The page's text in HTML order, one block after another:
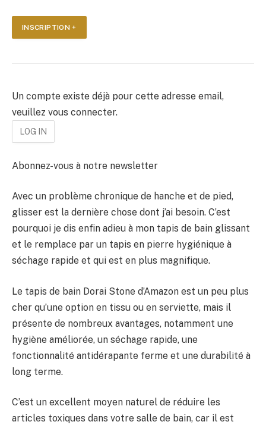
INSCRIPTION +
Un compte existe déjà pour cette adresse email,
veuillez vous connecter.
Abonnez-vous à notre newsletter
Avec un problème chronique de hanche et de pied,
glisser est la dernière chose dont j’ai besoin. C’est
pourquoi je dis enfin adieu à mon tapis de bain glissant
et le remplace par un tapis en pierre hygiénique à
séchage rapide et qui est en plus magnifique.
Le tapis de bain Dorai Stone d’Amazon est un peu plus
cher qu’une option en tissu ou en serviette, mais il
présente de nombreux avantages, notamment une
hygiène améliorée, un séchage rapide, une
fonctionnalité antidérapante ferme et une durabilité à
long terme.
C’est un excellent moyen naturel de réduire les
articles toxiques dans votre salle de bain, car il est